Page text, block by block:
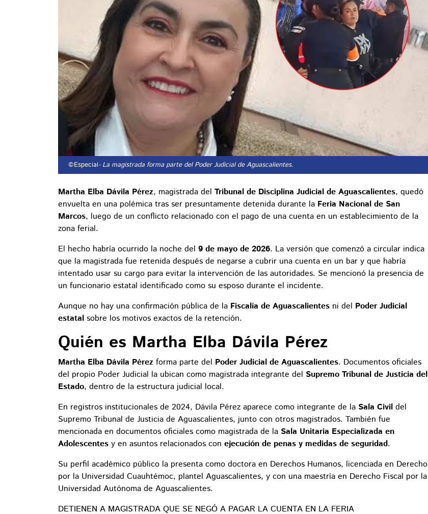
©Especial- La magistrada forma parte del Poder Judicial de Aguascalientes.
Martha Elba Dávila Pérez, magistrada del Tribunal de Disciplina Judicial de Aguascalientes, quedó
envuelta en una polémica tras ser presuntamente detenida durante la Feria Nacional de San
Marcos, luego de un conflicto relacionado con el pago de una cuenta en un establecimiento de la
zona ferial.
El hecho habría ocurrido la noche del 9 de mayo de 2026. La versión que comenzó a circular indica
que la magistrada fue retenida después de negarse a cubrir una cuenta en un bar y que habría
intentado usar su cargo para evitar la intervención de las autoridades. Se mencionó la presencia de
un funcionario estatal identificado como su esposo durante el incidente.
Aunque no hay una confirmación pública de la Fiscalía de Aguascalientes ni del Poder Judicial
estatal sobre los motivos exactos de la retención.
Quién es Martha Elba Dávila Pérez
Martha Elba Dávila Pérez forma parte del Poder Judicial de Aguascalientes. Documentos oficiales
del propio Poder Judicial la ubican como magistrada integrante del Supremo Tribunal de Justicia del
Estado, dentro de la estructura judicial local.
En registros institucionales de 2024, Dávila Pérez aparece como integrante de la Sala Civil del
Supremo Tribunal de Justicia de Aguascalientes, junto con otros magistrados. También fue
mencionada en documentos oficiales como magistrada de la Sala Unitaria Especializada en
Adolescentes y en asuntos relacionados con ejecución de penas y medidas de seguridad.
Su perfil académico público la presenta como doctora en Derechos Humanos, licenciada en Derecho
por la Universidad Cuauhtémoc, plantel Aguascalientes, y con una maestría en Derecho Fiscal por la
Universidad Autónoma de Aguascalientes.
DETIENEN A MAGISTRADA QUE SE NEGÓ A PAGAR LA CUENTA EN LA FERIA